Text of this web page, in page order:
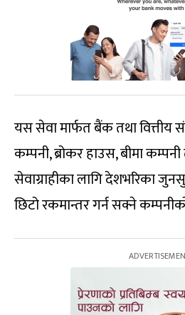
यस सेवा मार्फत बैंक तथा वित्तीय
कम्पनी, ब्रोकर हाउस, बीमा
सेवाग्राहीका लागि देशभरिका
छिटो रकमान्तर गर्न सक्ने